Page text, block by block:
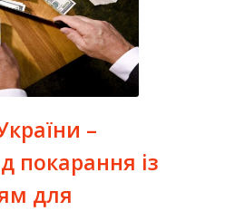
–
покарання із
для